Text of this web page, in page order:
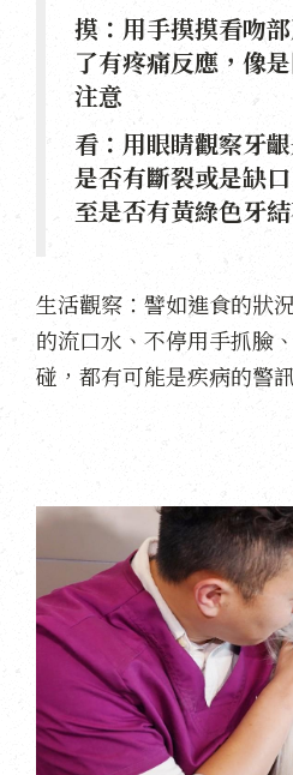
摸：用手摸摸看吻
了有疼痛反應，像
注意
看：用眼睛觀察牙
是否有斷裂或是缺
至是否有黃綠色牙結
生活觀察：譬如進食的狀
的流口水、不停用手抓臉
碰，都有可能是疾病的警